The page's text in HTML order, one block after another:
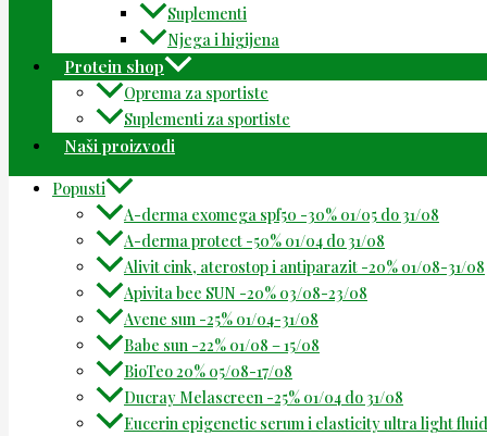
Suplementi
Njega i higijena
Protein shop
Oprema za sportiste
Suplementi za sportiste
Naši proizvodi
Popusti
A-derma exomega spf50 -30% 01/05 do 31/08
A-derma protect -50% 01/04 do 31/08
Alivit cink, aterostop i antiparazit -20% 01/08-31/08
Apivita bee SUN -20% 03/08-23/08
Avene sun -25% 01/04-31/08
Babe sun -22% 01/08 – 15/08
BioTeo 20% 05/08-17/08
Ducray Melascreen -25% 01/04 do 31/08
Eucerin epigenetic serum i elasticity ultra light